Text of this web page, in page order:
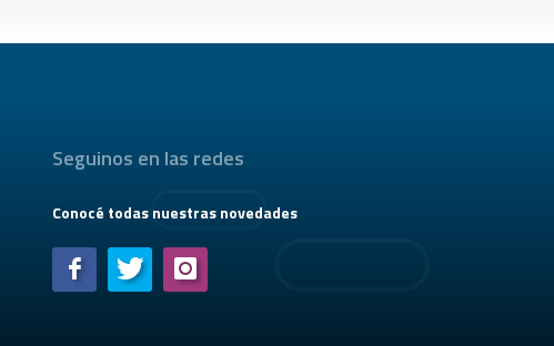
Seguinos en las redes
Conocé todas nuestras novedades